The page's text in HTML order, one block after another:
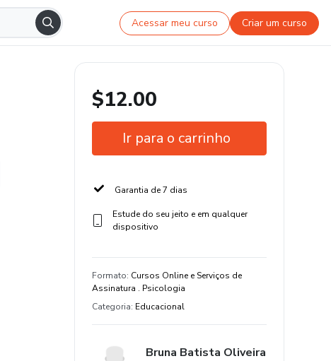
Acessar meu curso Criar um curso
$12.00
Ir para o carrinho
Garantia de 7 dias
Estude do seu jeito e em qualquer
dispositivo
Formato: Cursos Online e Serviços de
Assinatura . Psicologia
Categoria: Educacional
Bruna Batista Oliveira